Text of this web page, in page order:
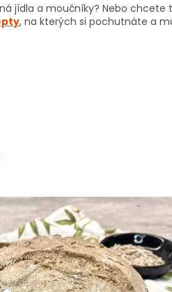
jídla a moučníky? Nebo
, na kterých si pochutnáte a